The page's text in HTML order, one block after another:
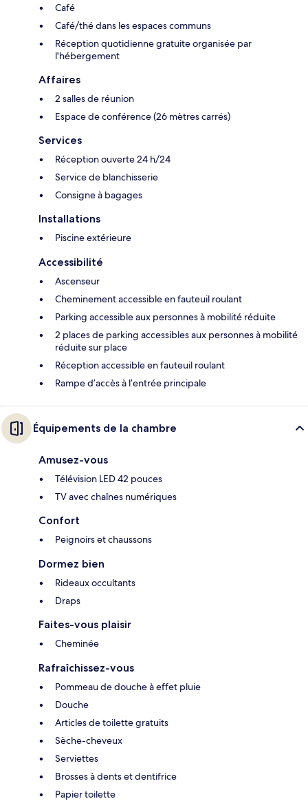
Café
Café/thé dans les espaces communs
Réception quotidienne gratuite organisée par
l'hébergement
Affaires
2 salles de réunion
Espace de conférence (26 mètres carrés)
Services
Réception ouverte 24 h/24
Service de blanchisserie
Consigne à bagages
Installations
Piscine extérieure
Accessibilité
Ascenseur
Cheminement accessible en fauteuil roulant
Parking accessible aux personnes à mobilité réduite
2 places de parking accessibles aux personnes à mobilité
réduite sur place
Réception accessible en fauteuil roulant
Rampe d’accès à l’entrée principale
Équipements de la chambre
Amusez-vous
Télévision LED 42 pouces
TV avec chaînes numériques
Confort
Peignoirs et chaussons
Dormez bien
Rideaux occultants
Draps
Faites-vous plaisir
Cheminée
Rafraîchissez-vous
Pommeau de douche à effet pluie
Douche
Articles de toilette gratuits
Sèche-cheveux
Serviettes
Brosses à dents et dentifrice
Papier toilette